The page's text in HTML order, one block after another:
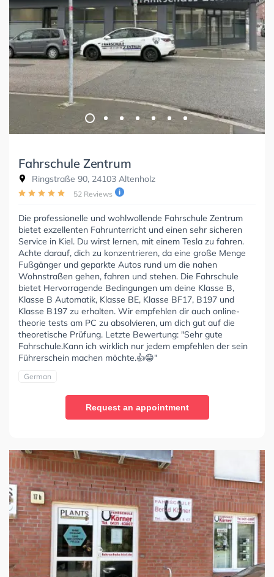
Fahrschule Zentrum
Ringstraße 90, 24103 Altenholz
52 Reviews
Die professionelle und wohlwollende Fahrschule Zentrum
bietet exzellenten Fahrunterricht und einen sehr sicheren
Service in Kiel. Du wirst lernen, mit einem Tesla zu fahren.
Achte darauf, dich zu konzentrieren, da eine große Menge
Fußgänger und geparkte Autos rund um die nahen
Wohnstraßen gehen, fahren und stehen. Die Fahrschule
bietet Hervorragende Bedingungen um deine Klasse B,
Klasse B Automatik, Klasse BE, Klasse BF17, B197 und
Klasse B197 zu erhalten. Wir empfehlen dir auch online-
theorie tests am PC zu absolvieren, um dich gut auf die
theoretische Prüfung. Letzte Bewertung: "Sehr gute
Fahrschule.Kann ich wirklich nur jedem empfehlen der sein
Führerschein machen möchte.👍😁"
German
Request an appointment